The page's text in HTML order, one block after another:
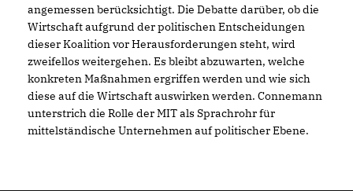
angemessen berücksichtigt. Die Debatte darüber, ob die
Wirtschaft aufgrund der politischen Entscheidungen
dieser Koalition vor Herausforderungen steht, wird
zweifellos weitergehen. Es bleibt abzuwarten, welche
konkreten Maßnahmen ergriffen werden und wie sich
diese auf die Wirtschaft auswirken werden. Connemann
unterstrich die Rolle der MIT als Sprachrohr für
mittelständische Unternehmen auf politischer Ebene.